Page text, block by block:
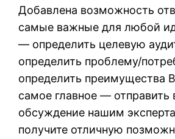
Добавлена возможность
самые важные для любой
— определить целевую
определить проблему/
определить преимущества
самое главное —
обсуждение нашим
получите отличную